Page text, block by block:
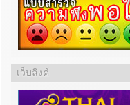
เว็บลิงค์